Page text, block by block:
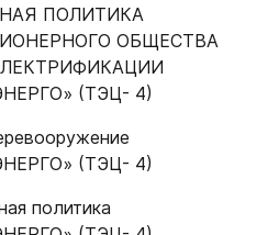
ПОЛИТИКА
ОБЩЕСТВА
(ТЭЦ- 4)
(ТЭЦ- 4)
политика